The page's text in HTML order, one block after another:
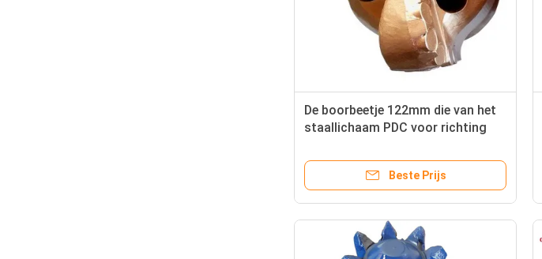
De boorbeetje 122mm die van het
staallichaam PDC voor richting
Beste Prijs